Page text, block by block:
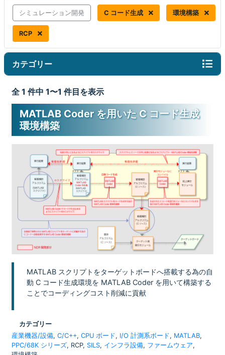
シミュレーション開発 C コード生成 環境構築
RCP
カテゴリー
全 1 件中 1〜1 件目を表示
MATLAB Coder を用いた C コード生成
環境構築
MATLAB スクリプトをターゲットボードへ搭載する為の自
動 C コード生成環境を MATLAB Coder を用いて構築する
ことでコーディングコスト削減に貢献
カテゴリー
産業機器/設備, C/C++, CPU ボード, I/O 計測系ボード, MATLAB,
PPC/68K シリーズ, RCP, SILS, インフラ設備, ファームウェア,